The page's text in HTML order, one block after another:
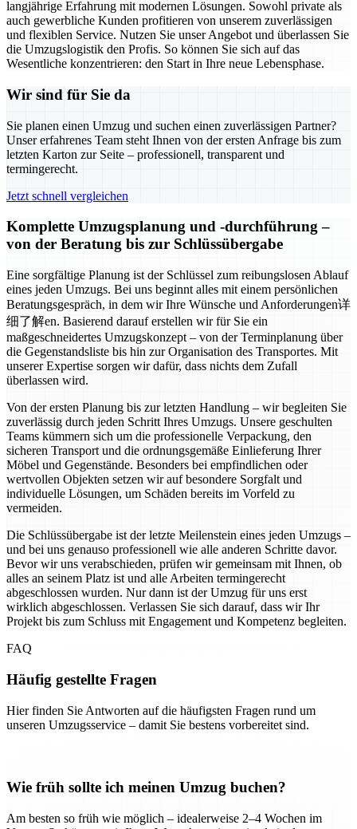
langjährige Erfahrung mit modernen Lösungen. Sowohl private als
auch gewerbliche Kunden profitieren von unserem zuverlässigen
und flexiblen Service. Nutzen Sie unser Angebot und überlassen Sie
die Umzugslogistik den Profis. So können Sie sich auf das
Wesentliche konzentrieren: den Start in Ihre neue Lebensphase.
Wir sind für Sie da
Sie planen einen Umzug und suchen einen zuverlässigen Partner?
Unser erfahrenes Team steht Ihnen von der ersten Anfrage bis zum
letzten Karton zur Seite – professionell, transparent und
termingerecht.
Jetzt schnell vergleichen
Komplette Umzugsplanung und -durchführung –
von der Beratung bis zur Schlüssübergabe
Eine sorgfältige Planung ist der Schlüssel zum reibungslosen Ablauf
eines jeden Umzugs. Bei uns beginnt alles mit einem persönlichen
Beratungsgespräch, in dem wir Ihre Wünsche und Anforderungen详
细了解en. Basierend darauf erstellen wir für Sie ein
maßgeschneidertes Umzugskonzept – von der Terminplanung über
die Gegenstandsliste bis hin zur Organisation des Transportes. Mit
unserer Expertise sorgen wir dafür, dass nichts dem Zufall
überlassen wird.
Von der ersten Planung bis zur letzten Handlung – wir begleiten Sie
zuverlässig durch jeden Schritt Ihres Umzugs. Unsere geschulten
Teams kümmern sich um die professionelle Verpackung, den
sicheren Transport und die ordnungsgemäße Einlieferung Ihrer
Möbel und Gegenstände. Besonders bei empfindlichen oder
wertvollen Objekten setzen wir auf besondere Sorgfalt und
individuelle Lösungen, um Schäden bereits im Vorfeld zu
vermeiden.
Die Schlüssübergabe ist der letzte Meilenstein eines jeden Umzugs –
und bei uns genauso professionell wie alle anderen Schritte davor.
Bevor wir uns verabschieden, prüfen wir gemeinsam mit Ihnen, ob
alles an seinem Platz ist und alle Arbeiten termingerecht
abgeschlossen wurden. Nur dann ist der Umzug für uns erst
wirklich abgeschlossen. Verlassen Sie sich darauf, dass wir Ihr
Projekt bis zum Schluss mit Engagement und Kompetenz begleiten.
FAQ
Häufig gestellte Fragen
Hier finden Sie Antworten auf die häufigsten Fragen rund um
unseren Umzugsservice – damit Sie bestens vorbereitet sind.
Wie früh sollte ich meinen Umzug buchen?
Am besten so früh wie möglich – idealerweise 2–4 Wochen im